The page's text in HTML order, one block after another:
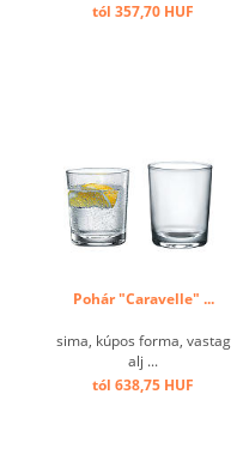
tól 357,70 HUF
Pohár "Caravelle" ...
sima, kúpos forma, vastag
alj ...
tól 638,75 HUF